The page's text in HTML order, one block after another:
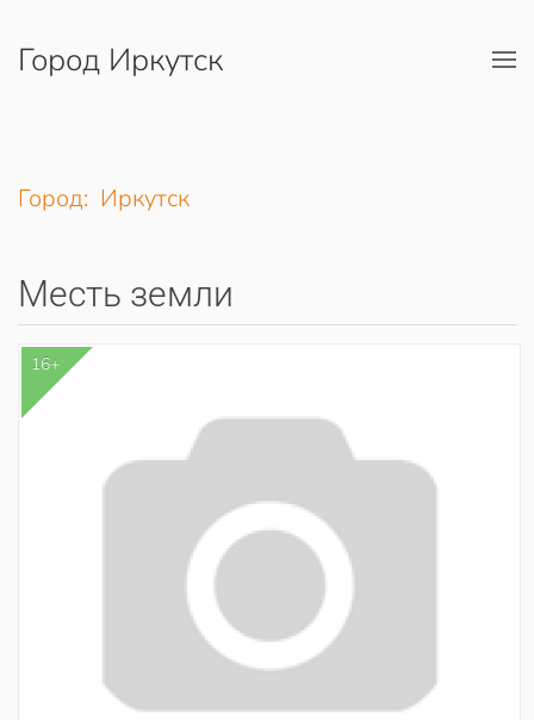
Перейти к содержимому
Город Иркутск
Город: Иркутск
Месть земли
16+